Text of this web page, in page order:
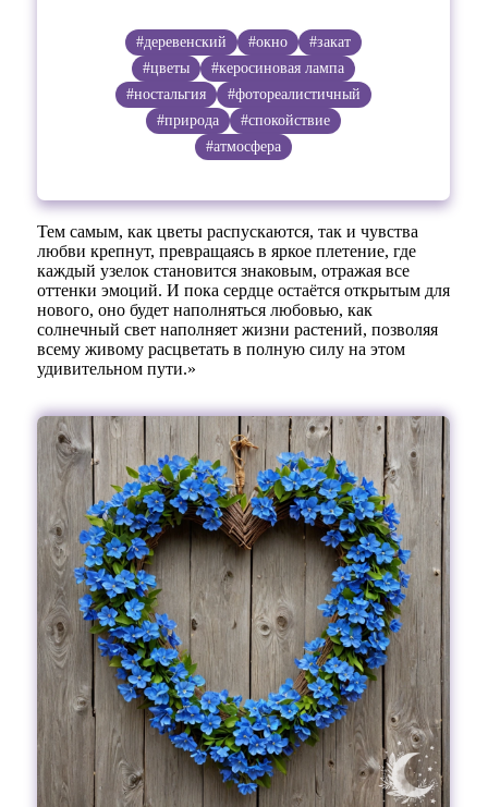
#деревенский #окно
#закат
#цветы
#керосиновая лампа
#ностальгия
#фотореалистичный
#природа
#спокойствие
#атмосфера
Тем самым, как цветы распускаются, так и чувства
любви крепнут, превращаясь в яркое плетение, где
каждый узелок становится знаковым, отражая все
оттенки эмоций. И пока сердце остаётся открытым для
нового, оно будет наполняться любовью, как
солнечный свет наполняет жизни растений, позволяя
всему живому расцветать в полную силу на этом
удивительном пути.»